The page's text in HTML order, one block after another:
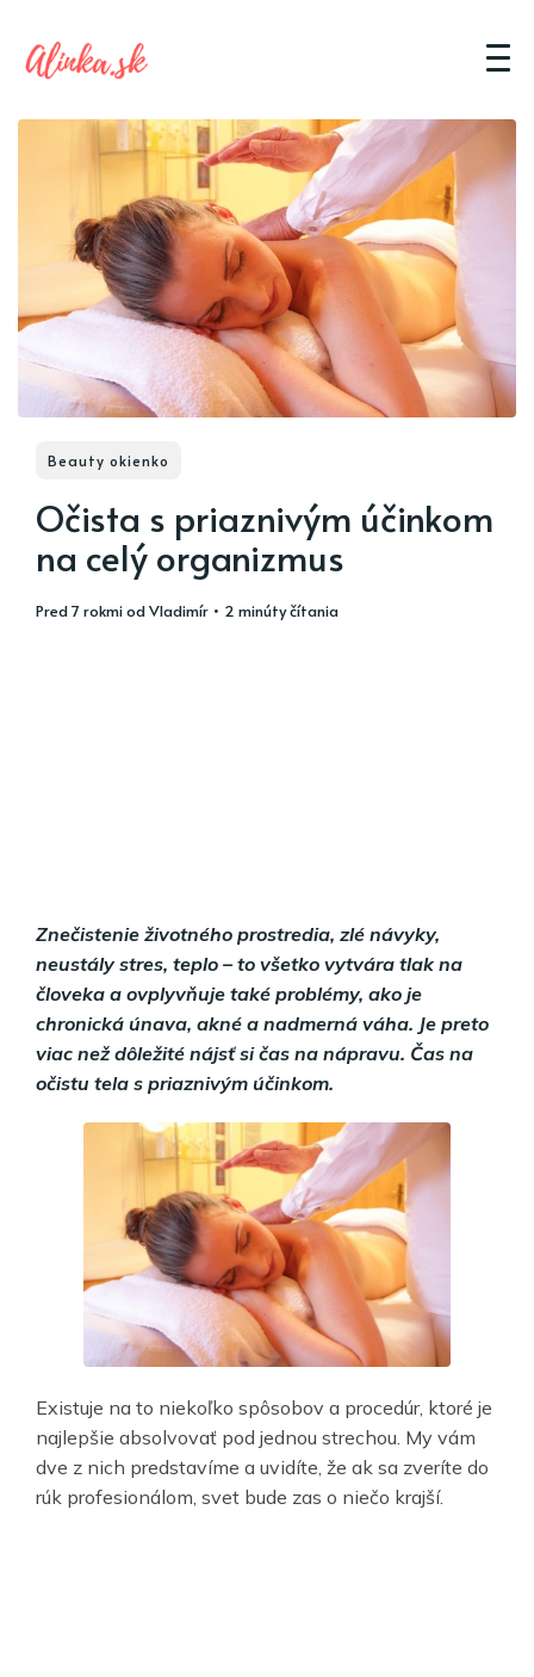
Beauty okienko
Očista s priaznivým účinkom
na celý organizmus
pred 7 rokmiodVladimír • 2 minúty čítania
Znečistenie životného prostredia, zlé návyky,
neustály stres, teplo – to všetko vytvára tlak na
človeka a ovplyvňuje také problémy, ako je
chronická únava, akné a nadmerná váha. Je preto
viac než dôležité nájsť si čas na nápravu. Čas na
očistu tela s priaznivým účinkom.
Existuje na to niekoľko spôsobov a procedúr, ktoré je
najlepšie absolvovať pod jednou strechou. My vám
dve z nich predstavíme a uvidíte, že ak sa zveríte do
rúk profesionálom, svet bude zas o niečo krajší.